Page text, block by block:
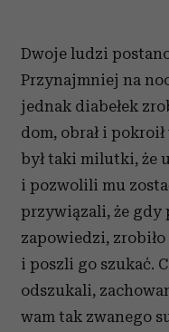
Dwoje ludzi
Przynajmniej na
jednak diabełek
dom, obrał i
był taki milutki, że
i pozwolili mu
przywiązali, że gdy
zapowiedzi,
i poszli go szukać.
odszukali,
wam tak zwanego